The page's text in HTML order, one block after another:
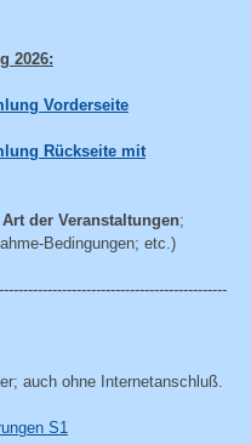
2026:
Vorderseite
Rückseite mit
der Veranstaltungen;
Bedingungen; etc.)
auch ohne Internetanschluß.
S1